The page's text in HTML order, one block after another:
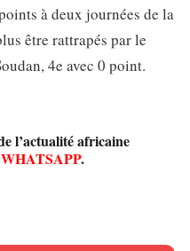
à deux journées de la
être rattrapés par le
4e avec 0 point.
l’actualité africaine
WHATSAPP.